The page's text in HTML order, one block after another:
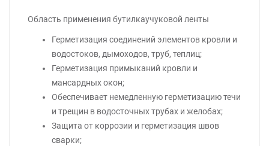
Область применения бутилкаучуковой ленты
Герметизация соединений элементов кровли и
водостоков, дымоходов, труб, теплиц;
Герметизация примыканий кровли и
мансардных окон;
Обеспечивает немедленную герметизацию течи
и трещин в водосточных трубах и желобах;
Защита от коррозии и герметизация швов
сварки;